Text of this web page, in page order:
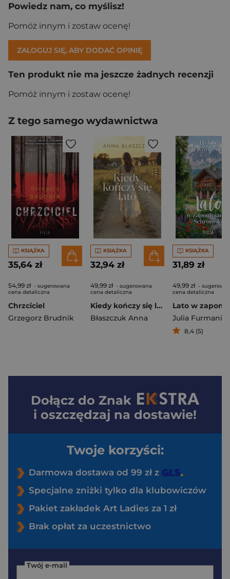
Powiedz nam, co myślisz!
Pomóż innym i zostaw ocenę!
ZALOGUJ SIĘ, ABY DODAĆ OPINIĘ
Ten produkt nie ma jeszcze żadnych recenzji
Pomóż innym i zostaw ocenę!
Z tego samego wydawnictwa
KSIĄŻKA
35,64 zł
54,99 zł - sugerowana
cena detaliczna
Chrzciciel
Grzegorz Brudnik
KSIĄŻKA
32,94 zł
49,99 zł - sugerowana
cena detaliczna
Kiedy kończy się lato
Błaszczuk Anna
KSIĄŻKA
31,89 zł
49,99 zł -
cena detaliczna
Julia
8,4 (5)
Dołącz do Znak
i oszczędzaj na dostawie!
Twoje korzyści:
Darmowa dostawa od 99 zł z
Specjalne zniżki tylko dla klubowiczów
Pakiet zakładek Art Ladies za 1 zł
Brak opłat za uczestnictwo
Twój e-mail